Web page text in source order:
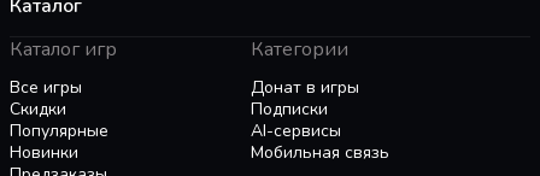
Каталог
Каталог игр
Все игры
Скидки
Популярные
Новинки
Категории
Донат в игры
Подписки
AI-сервисы
Мобильная связь